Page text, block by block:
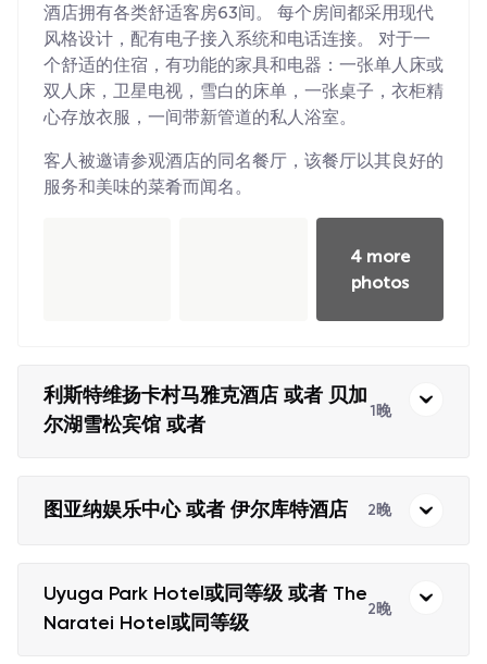
酒店拥有各类舒适客房63间。 每个房间都采用现代
风格设计，配有电子接入系统和电话连接。 对于一
个舒适的住宿，有功能的家具和电器：一张单人床或
双人床，卫星电视，雪白的床单，一张桌子，衣柜精
心存放衣服，一间带新管道的私人浴室。
客人被邀请参观酒店的同名餐厅，该餐厅以其良好的
服务和美味的菜肴而闻名。
4 more
photos
利斯特维扬卡村马雅克酒店 或者 贝加
尔湖雪松宾馆 或者
1晚
图亚纳娱乐中心 或者 伊尔库特酒店 2晚
Uyuga Park Hotel或同等级 或者 The
Naratei Hotel或同等级
2晚